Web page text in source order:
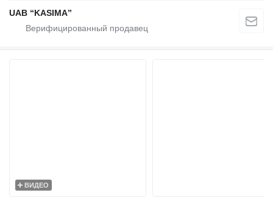
UAB “KASIMA”
ВИДЕО